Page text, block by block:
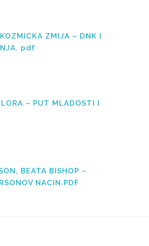
ZMIJA – DNK I
pdf
– PUT MLADOSTI I
BEATA BISHOP –
NACIN.PDF